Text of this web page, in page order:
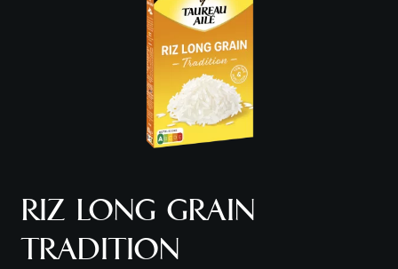
RIZ LONG GRAIN
TRADITION